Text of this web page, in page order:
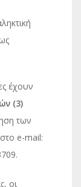
έχουν
(3)
των
e-mail:
οι